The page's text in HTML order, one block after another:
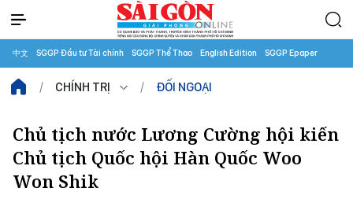
中文 SGGP Đầu tư Tài chính SGGP Thể Thao English Edition SGGP Epaper
CHÍNH TRỊ ĐỐI NGOẠI
Chủ tịch nước Lương Cường hội kiến
Chủ tịch Quốc hội Hàn Quốc Woo
Won Shik